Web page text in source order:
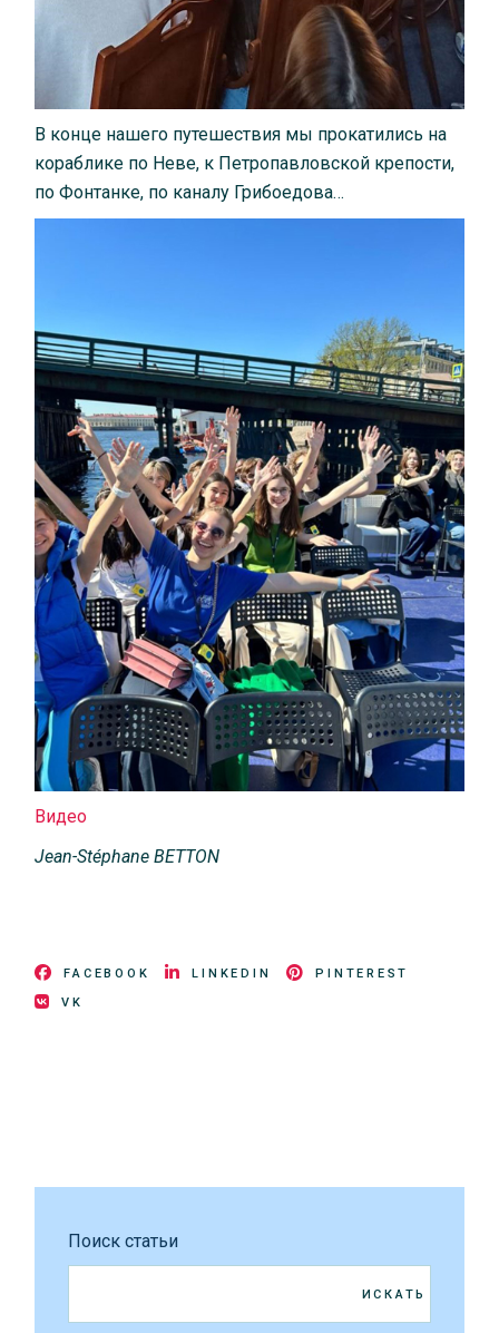
В конце нашего путешествия мы прокатились на
кораблике по Неве, к Петропавловской крепости,
по Фонтанке, по каналу Грибоедова…
Видео
Jean-Stéphane BETTON
FACEBOOK LINKEDIN
PINTEREST
VK
Поиск статьи
ИСКАТЬ